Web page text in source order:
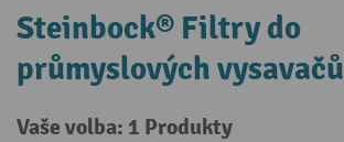
Steinbock® Filtry do
průmyslových vysavačů
Vaše volba: 1 Produkty